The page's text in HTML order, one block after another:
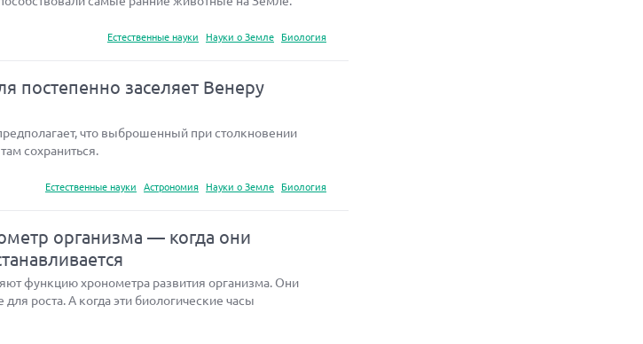
Естественные науки
Науки о Земле Биология
постепенно заселяет Венеру
что выброшенный при столкновении
сохраниться.
Естественные науки
Астрономия Науки о Земле Биология
организма — когда они
функцию хронометра развития организма. Они
роста. А когда эти биологические часы